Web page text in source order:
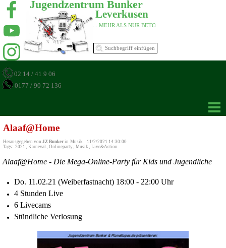
Jugendzentrum Bunker
... MEHR ALS NUR BETON
02 14 / 41 9 06
0177 / 90 72 136
Leverkusen
Alaaf@Home
Herausgegeben von JZ Bunker in Musik · 11/2/2021 14:30:00
Tags: 2021 , Karneval , Onlineparty, Musik, Live&Action
Alaaf@Home - Die Mega-Online-Party für Kids und Jugendliche
Do. 11.02.21 (Weiberfastnacht) 18:00 - 22:00 Uhr
4 Stunden Live
6 Livecams
Stündliche Verlosung